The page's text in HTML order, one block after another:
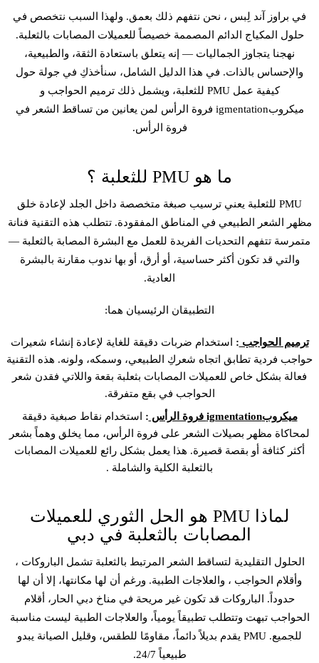
في براوز آند لِبس ، نحن نتفهم ذلك بعمق. ولهذا السبب نتخصص في
حلول المكياج الدائم المصممة خصيصاً للعميلات المصابات بالثعلبة.
نهجنا يتجاوز الجماليات — إنه يتعلق باستعادة الثقة، والطبيعية،
والإحساس بالذات. في هذا الدليل الشامل، سنأخذكِ في جولة حول
كيفية عمل PMU للثعلبة، ويشمل ذلك ترميم الحواجب و
ميكروبigmentation فروة الرأس
لمن يعانين من تساقط الشعر في
فروة الرأس.
ما هو PMU للثعلبة ؟
PMU للثعلبة يعني ترسيب صبغة متخصصة داخل الجلد لإعادة خلق
مظهر الشعر الطبيعي في المناطق المفقودة. تتطلب هذه التقنية فنانة
متمرسة تتفهم التحديات الفريدة للعمل مع البشرة المصابة بالثعلبة —
والتي قد تكون أكثر حساسية، أو أرق، أو بها ندوب مقارنة بالبشرة
العادية.
التطبيقان الرئيسيان هما:
ترميم الحواجب : استخدام ضربات دقيقة للغاية لإعادة إنشاء شعيرات
حواجب فردية تطابق اتجاه شعركِ الطبيعي، وسمكه، ولونه. هذه التقنية
فعالة بشكل خاص للعميلات المصابات بثعلبة بقعة واللاتي فقدن شعر
الحواجب في بقع متفرقة.
ميكروبigmentation فروة الرأس
: استخدام نقاط صبغية دقيقة
لمحاكاة مظهر بصيلات الشعر على فروة الرأس، مما يخلق وهماً بشعر
أكثر كثافة أو بقصة قصيرة. هذا يعمل بشكل رائع للعميلات المصابات
بالثعلبة الكلية والشاملة .
لماذا PMU هو الحل الثوري للعميلات
المصابات بالثعلبة في دبي
الحلول التقليدية لتساقط الشعر المرتبط بالثعلبة تشمل الباروكات ،
وأقلام الحواجب ، والعلاجات الطبية. ورغم أن لها مكانتها، إلا أن لها
حدوداً. الباروكات قد تكون غير مريحة في مناخ دبي الحار، أقلام
الحواجب تبهت وتتطلب تطبيقاً يومياً، والعلاجات الطبية ليست مناسبة
للجميع. PMU يقدم بديلاً دائماً، مقاومًا للطقس، وقليل الصيانة يبدو
طبيعياً 24/7.